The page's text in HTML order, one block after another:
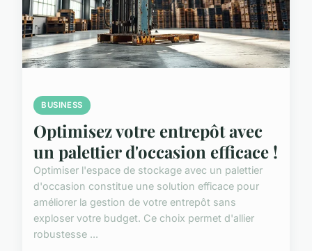
BUSINESS
Optimisez votre entrepôt avec
un palettier d'occasion efficace !
Optimiser l'espace de stockage avec un palettier
d'occasion constitue une solution efficace pour
améliorer la gestion de votre entrepôt sans
exploser votre budget. Ce choix permet d'allier
robustesse ...